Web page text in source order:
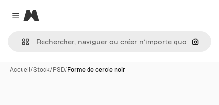
Close menu
Magnific
Accueil/Stock/PSD/Forme de cercle noir